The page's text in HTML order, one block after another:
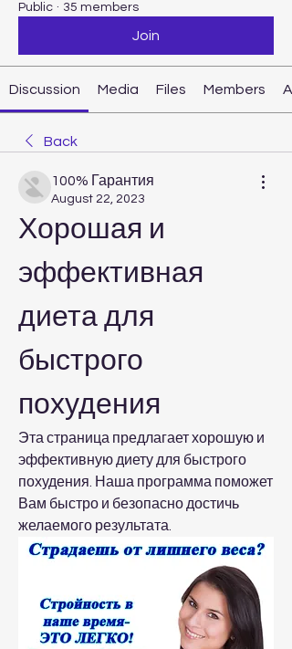
Public · 35 members
Join
Discussion Media Files Members
Back
100% Гарантия
August 22, 2023
Хорошая и
эффективная
диета для
быстрого
похудения
Эта страница предлагает хорошую и
эффективную диету для быстрого
похудения. Наша программа поможет
Вам быстро и безопасно достичь
желаемого результата.